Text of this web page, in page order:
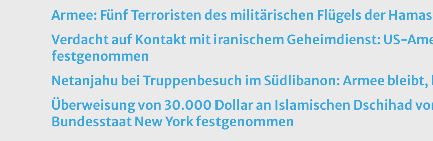
Armee: Fünf Terroristen des militärischen Flügels der
Verdacht auf Kontakt mit iranischem Geheimdienst: US-
festgenommen
Netanjahu bei Truppenbesuch im Südlibanon: Armee
Überweisung von 30.000 Dollar an Islamischen Dschihad
Bundesstaat New York festgenommen